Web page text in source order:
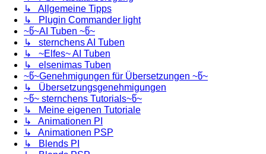
↳ Allgemeine Tipps
↳ Plugin Commander light
~წ~AI Tuben ~წ~
↳ sternchens AI Tuben
↳ ~Elfes~ AI Tuben
↳ elsenimas Tuben
~წ~Genehmigungen für Übersetzungen ~წ~
↳ Übersetzungsgenehmigungen
~წ~ sternchens Tutorials~წ~
↳ Meine eigenen Tutoriale
↳ Animationen PI
↳ Animationen PSP
↳ Blends PI